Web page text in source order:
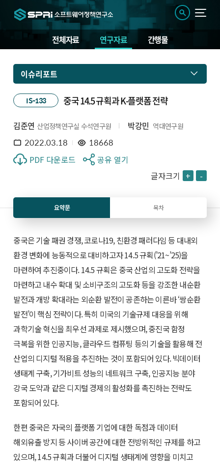
전체자료 연구자료 간행물
이슈리포트
IS-133 중국 14.5 규획과 K-플랫폼 전략
김준연 산업정책연구실 수석연구원 박강민 역대연구원
2022.03.18 18668
PDF 다운로드
공유 열기
글자크기 + -
요약문 목차
중국은 기술 패권 경쟁, 코로나19, 친환경 패러다임 등 대내외
환경 변화에 능동적으로 대비하고자 14.5 규획(’21~’25)을
마련하여 추진중이다. 14.5 규획은 중국 산업의 고도화 전략을
마련하고 내수 확대 및 소비구조의 고도화 등을 강조한 내순환
발전과 개방 확대라는 외순환 발전이 공존하는 이른바 ‘쌍순환
발전’이 핵심 전략이다. 특히 미국의 기술규제 대응을 위해
과학기술 혁신을 최우선 과제로 제시했으며, 중진국 함정
극복을 위한 인공지능, 클라우드 컴퓨팅 등의 기술을 활용해 전
산업의 디지털 적용을 추진하는 것이 포함되어 있다. 빅데이터
생태계 구축, 기가비트 성능의 네트워크 구축, 인공지능 분야
강국 도약과 같은 디지털 경제의 활성화를 촉진하는 전략도
포함되어 있다.
한편 중국은 자국의 플랫폼 기업에 대한 독점과 데이터
해외유출 방지 등 사이버 공간에 대한 전방위적인 규제를 하고
있으며, 14.5 규획과 더불어 디지털 생태계에 영향을 미치고